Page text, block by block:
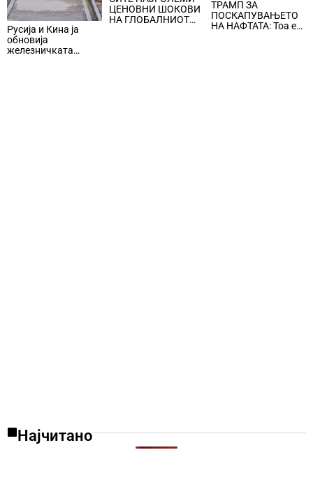
Русија и Кина ја
обновија
железничката
ЦЕНОВНИ ШОКОВИ
НА ГЛОБАЛНИОТ
ТРАМП ЗА
ПОСКАПУВАЊЕТО
НА НАФТАТА: Тоа е
Најчитано